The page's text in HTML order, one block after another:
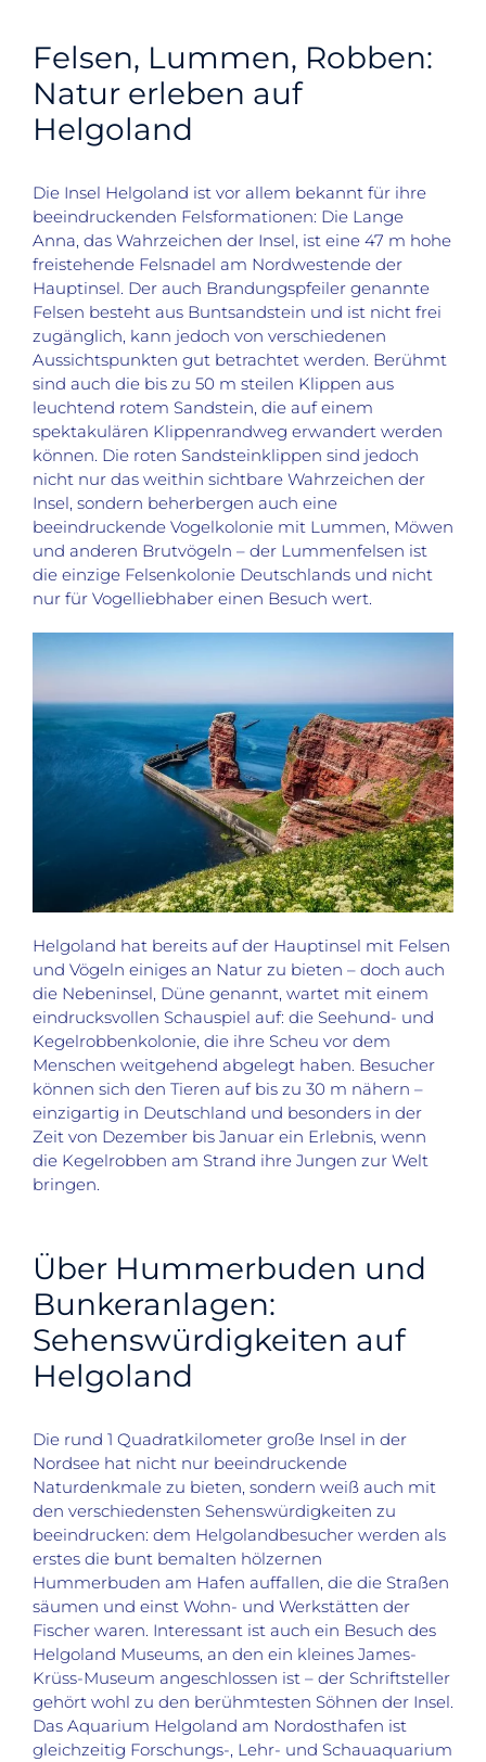
Felsen, Lummen, Robben:
Natur erleben auf
Helgoland
Die Insel Helgoland ist vor allem bekannt für ihre
beeindruckenden Felsformationen: Die Lange
Anna, das Wahrzeichen der Insel, ist eine 47 m hohe
freistehende Felsnadel am Nordwestende der
Hauptinsel. Der auch Brandungspfeiler genannte
Felsen besteht aus Buntsandstein und ist nicht frei
zugänglich, kann jedoch von verschiedenen
Aussichtspunkten gut betrachtet werden. Berühmt
sind auch die bis zu 50 m steilen Klippen aus
leuchtend rotem Sandstein, die auf einem
spektakulären Klippenrandweg erwandert werden
können. Die roten Sandsteinklippen sind jedoch
nicht nur das weithin sichtbare Wahrzeichen der
Insel, sondern beherbergen auch eine
beeindruckende Vogelkolonie mit Lummen, Möwen
und anderen Brutvögeln – der Lummenfelsen ist
die einzige Felsenkolonie Deutschlands und nicht
nur für Vogelliebhaber einen Besuch wert.
Helgoland hat bereits auf der Hauptinsel mit Felsen
und Vögeln einiges an Natur zu bieten – doch auch
die Nebeninsel, Düne genannt, wartet mit einem
eindrucksvollen Schauspiel auf: die Seehund- und
Kegelrobbenkolonie, die ihre Scheu vor dem
Menschen weitgehend abgelegt haben. Besucher
können sich den Tieren auf bis zu 30 m nähern –
einzigartig in Deutschland und besonders in der
Zeit von Dezember bis Januar ein Erlebnis, wenn
die Kegelrobben am Strand ihre Jungen zur Welt
bringen.
Über Hummerbuden und
Bunkeranlagen:
Sehenswürdigkeiten auf
Helgoland
Die rund 1 Quadratkilometer große Insel in der
Nordsee hat nicht nur beeindruckende
Naturdenkmale zu bieten, sondern weiß auch mit
den verschiedensten Sehenswürdigkeiten zu
beeindrucken: dem Helgolandbesucher werden als
erstes die bunt bemalten hölzernen
Hummerbuden am Hafen auffallen, die die Straßen
säumen und einst Wohn- und Werkstätten der
Fischer waren. Interessant ist auch ein Besuch des
Helgoland Museums, an den ein kleines James-
Krüss-Museum angeschlossen ist – der Schriftsteller
gehört wohl zu den berühmtesten Söhnen der Insel.
Das Aquarium Helgoland am Nordosthafen ist
gleichzeitig Forschungs-, Lehr- und Schauaquarium